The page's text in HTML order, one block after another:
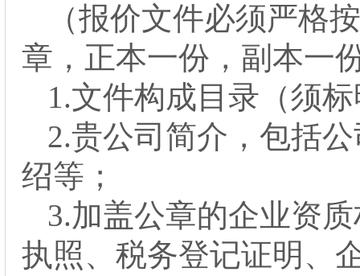
（报价文件必须严格
章，正本一份，副本一
1.文件构成目录（须
2.贵公司简介，包括
绍等；
3.加盖公章的企业资
执照、税务登记证明、